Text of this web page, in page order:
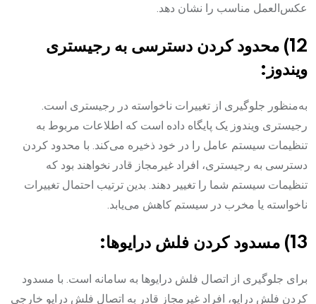
عکس‌العمل مناسب را نشان دهد.
12) محدود کردن دسترسی به رجیستری
ویندوز:
به‌منظور جلوگیری از تغییرات ناخواسته در رجیستری است.
رجیستری ویندوز یک پایگاه داده است که اطلاعات مربوط به
تنظیمات سیستم عامل را در خود ذخیره می‌کند. با محدود کردن
دسترسی به رجیستری، افراد غیرمجاز قادر نخواهند بود که
تنظیمات سیستم شما را تغییر دهند. بدین ترتیب احتمال تغییرات
ناخواسته یا مخرب در سیستم کاهش می‌یابد.
13) مسدود کردن فلش ‌درایوها:
برای جلوگیری از اتصال فلش‌ درایوها به سامانه است. با مسدود
کردن فلش‌ درایو، افراد غیرمجاز قادر به اتصال فلش‌ درایو خارجی